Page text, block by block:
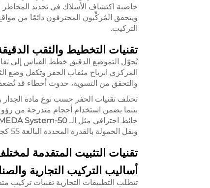
خاصية اكتشاف الأسلاك في تحديد
ويتحقق المُركِّبون المحترفون دائمًا من
التركيب.
تقنيات التخطيط والثقب
يُحوّل التموضع الدقيق خطط القياس إلى
المركزي انزياح مثقاب الحفر وتكفل وضع
والتحقق من التسوية، حدوث أخطاء قد
تختلف تقنيات الحفر حسب نوع مادة الجدار
بينما يضمن استخدام أحجام متدرجة من
حائط احترافي مثل الـSystem-50
ونقل الحمولة بالقدرة المحددة البالغة 55 كجم.
تقنيات التثبيت المتقدمة
أساليب التركيب التجارية
تتطلب التطبيقات التجارية تقنيات تركيب